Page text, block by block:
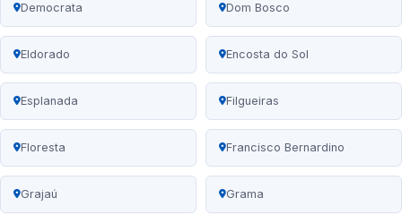
Democrata Dom Bosco
Eldorado Encosta do Sol
Esplanada Filgueiras
Floresta Francisco Bernardino
Grajaú Grama